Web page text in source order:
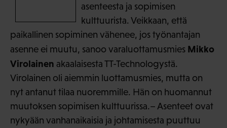
asenteesta ja sopimisen
kulttuurista. Veikkaan, että
paikallinen sopiminen vähenee, jos työnantajan
asenne ei muutu, sanoo varaluottamusmies Mikko
Virolainen akaalaisesta TT-Technologystä.
Virolainen oli aiemmin luottamusmies, mutta on
nyt antanut tilaa nuoremmille. Hän on huomannut
muutoksen sopimisen kulttuurissa.– Asenteet ovat
nykyään vanhanaikaisia ja johtamisesta puuttuu